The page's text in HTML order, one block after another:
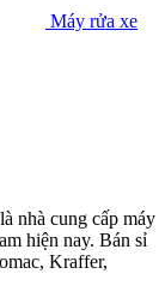
Máy rửa xe
nhà cung cấp máy
hiện nay. Bán sỉ
Kraffer,